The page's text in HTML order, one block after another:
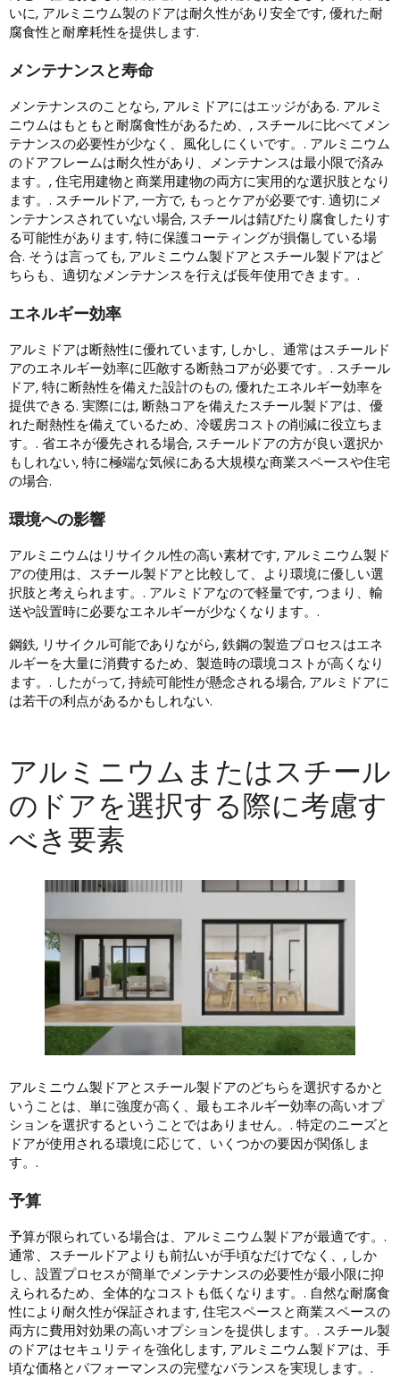
いに, アルミニウム製のドアは耐久性があり安全です, 優れた耐
腐食性と耐摩耗性を提供します.
メンテナンスと寿命
メンテナンスのことなら, アルミドアにはエッジがある. アルミ
ニウムはもともと耐腐食性があるため、, スチールに比べてメン
テナンスの必要性が少なく、風化しにくいです。. アルミニウム
のドアフレームは耐久性があり、メンテナンスは最小限で済み
ます。, 住宅用建物と商業用建物の両方に実用的な選択肢となり
ます。. スチールドア, 一方で, もっとケアが必要です. 適切にメ
ンテナンスされていない場合, スチールは錆びたり腐食したりす
る可能性があります, 特に保護コーティングが損傷している場
合. そうは言っても, アルミニウム製ドアとスチール製ドアはど
ちらも、適切なメンテナンスを行えば長年使用できます。.
エネルギー効率
アルミドアは断熱性に優れています, しかし、通常はスチールド
アのエネルギー効率に匹敵する断熱コアが必要です。. スチール
ドア, 特に断熱性を備えた設計のもの, 優れたエネルギー効率を
提供できる. 実際には, 断熱コアを備えたスチール製ドアは、優
れた耐熱性を備えているため、冷暖房コストの削減に役立ちま
す。. 省エネが優先される場合, スチールドアの方が良い選択か
もしれない, 特に極端な気候にある大規模な商業スペースや住宅
の場合.
環境への影響
アルミニウムはリサイクル性の高い素材です, アルミニウム製ド
アの使用は、スチール製ドアと比較して、より環境に優しい選
択肢と考えられます。. アルミドアなので軽量です, つまり、輸
送や設置時に必要なエネルギーが少なくなります。.
鋼鉄, リサイクル可能でありながら, 鉄鋼の製造プロセスはエネ
ルギーを大量に消費するため、製造時の環境コストが高くなり
ます。. したがって, 持続可能性が懸念される場合, アルミドアに
は若干の利点があるかもしれない.
アルミニウムまたはスチール
のドアを選択する際に考慮す
べき要素
アルミニウム製ドアとスチール製ドアのどちらを選択するかと
いうことは、単に強度が高く、最もエネルギー効率の高いオプ
ションを選択するということではありません。. 特定のニーズと
ドアが使用される環境に応じて、いくつかの要因が関係しま
す。.
予算
予算が限られている場合は、アルミニウム製ドアが最適です。.
通常、スチールドアよりも前払いが手頃なだけでなく、, しか
し、設置プロセスが簡単でメンテナンスの必要性が最小限に抑
えられるため、全体的なコストも低くなります。. 自然な耐腐食
性により耐久性が保証されます, 住宅スペースと商業スペースの
両方に費用対効果の高いオプションを提供します。. スチール製
のドアはセキュリティを強化します, アルミニウム製ドアは、手
頃な価格とパフォーマンスの完璧なバランスを実現します。.